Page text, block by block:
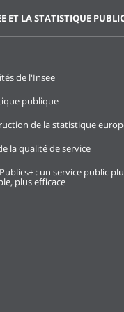
ET LA STATISTIQUE
de l'Insee
publique
de la statistique
la qualité de service
: un service public
plus efficace